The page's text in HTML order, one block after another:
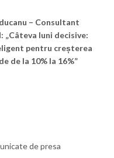
– Consultant
„Câteva luni decisive:
pentru creșterea
de la 10% la 16%”
de presa